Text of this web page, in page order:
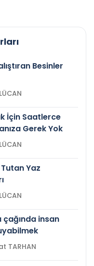
Besinler
İçin Saatlerce
Gerek Yok
Yaz
çağında insan
Prof.Dr. Nevzat TARHAN